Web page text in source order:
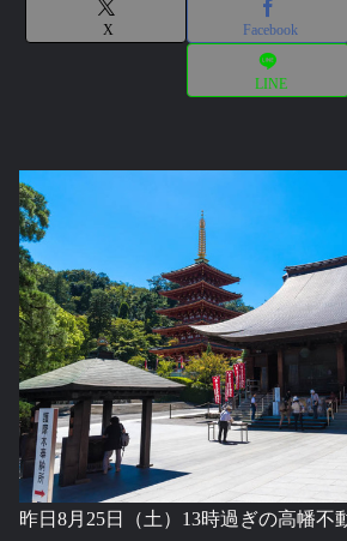
X Facebook
LINE
昨日8月25日（土）13時過ぎの高幡不